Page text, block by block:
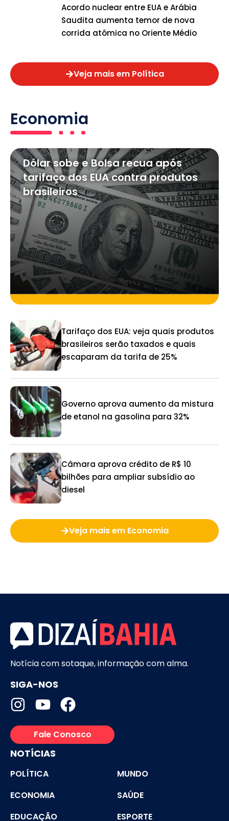
Acordo nuclear entre EUA e Arábia
Saudita aumenta temor de nova
corrida atômica no Oriente Médio
Veja mais em Política
Economia
Dólar sobe e Bolsa recua após
tarifaço dos EUA contra produtos
brasileiros
Tarifaço dos EUA: veja quais produtos
brasileiros serão taxados e quais
escaparam da tarifa de 25%
Governo aprova aumento da mistura
de etanol na gasolina para 32%
Câmara aprova crédito de R$ 10
bilhões para ampliar subsídio ao
diesel
Veja mais em Economia
Notícia com sotaque, informação com alma.
SIGA-NOS
Fale Conosco
NOTÍCIAS
POLÍTICA
MUNDO
ECONOMIA
SAÚDE
EDUCAÇÃO
ESPORTE